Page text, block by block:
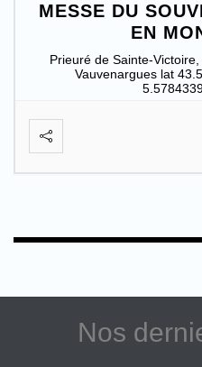
MESSE DU
EN
Prieuré de Sainte-
Vauvenargues lat
Nos